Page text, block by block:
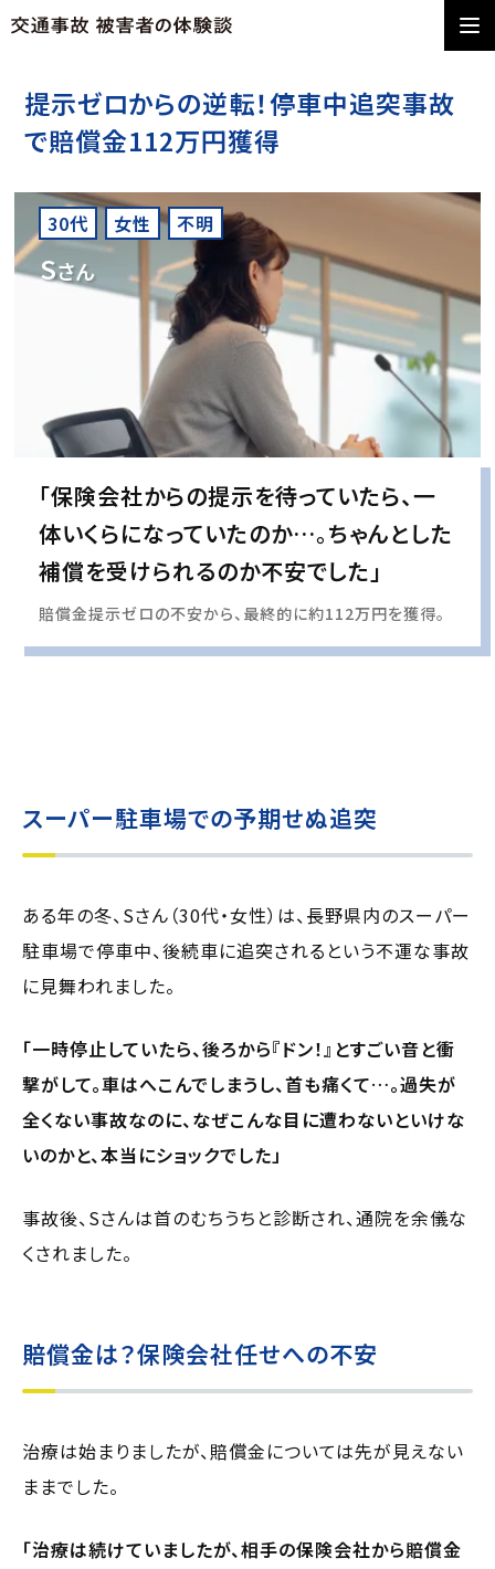
提示ゼロからの逆転！停車中追突事故
で賠償金112万円獲得
30代 女性 不明
Sさん
「保険会社からの提示を待っていたら、一
体いくらになっていたのか…。ちゃんとした
補償を受けられるのか不安でした」
賠償金提示ゼロの不安から、最終的に約112万円を獲得。
スーパー駐車場での予期せぬ追突
ある年の冬、Sさん（30代・女性）は、長野県内のスーパー
駐車場で停車中、後続車に追突されるという不運な事故
に見舞われました。
「一時停止していたら、後ろから『ドン！』とすごい音と衝
撃がして。車はへこんでしまうし、首も痛くて…。過失が
全くない事故なのに、なぜこんな目に遭わないといけな
いのかと、本当にショックでした」
事故後、Sさんは首のむちうちと診断され、通院を余儀な
くされました。
賠償金は？保険会社任せへの不安
治療は始まりましたが、賠償金については先が見えない
ままでした。
「治療は続けていましたが、相手の保険会社から賠償金